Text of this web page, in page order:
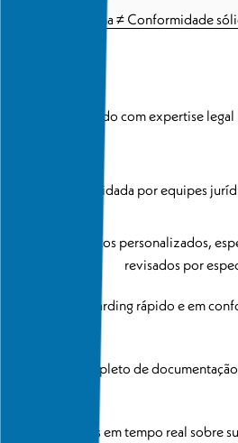
Interface moderna ≠ Conformidade
Desenvolvido com expertise
Avaliada e validada por equipes
Contratos personalizados,
revisados por
Onboarding rápido e em
Serviço completo de
Insights em tempo real sobre